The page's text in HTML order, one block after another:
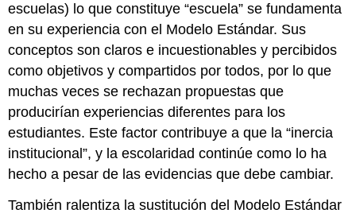
escuelas) lo que constituye “escuela” se fundamenta
en su experiencia con el Modelo Estándar. Sus
conceptos son claros e incuestionables y percibidos
como objetivos y compartidos por todos, por lo que
muchas veces se rechazan propuestas que
producirían experiencias diferentes para los
estudiantes. Este factor contribuye a que la “inercia
institucional”, y la escolaridad continúe como lo ha
hecho a pesar de las evidencias que debe cambiar.
También ralentiza la sustitución del Modelo Estándar